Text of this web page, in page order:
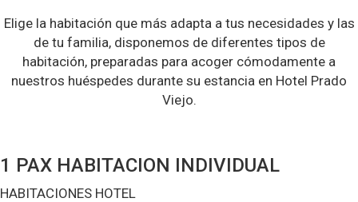
Elige la habitación que más adapta a tus necesidades y las
de tu familia, disponemos de diferentes tipos de
habitación, preparadas para acoger cómodamente a
nuestros huéspedes durante su estancia en Hotel Prado
Viejo.
1 PAX HABITACION INDIVIDUAL
HABITACIONES HOTEL